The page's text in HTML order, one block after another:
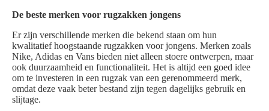
De beste merken voor rugzakken jongens
Er zijn verschillende merken die bekend staan om hun
kwalitatief hoogstaande rugzakken voor jongens. Merken zoals
Nike, Adidas en Vans bieden niet alleen stoere ontwerpen, maar
ook duurzaamheid en functionaliteit. Het is altijd een goed idee
om te investeren in een rugzak van een gerenommeerd merk,
omdat deze vaak beter bestand zijn tegen dagelijks gebruik en
slijtage.